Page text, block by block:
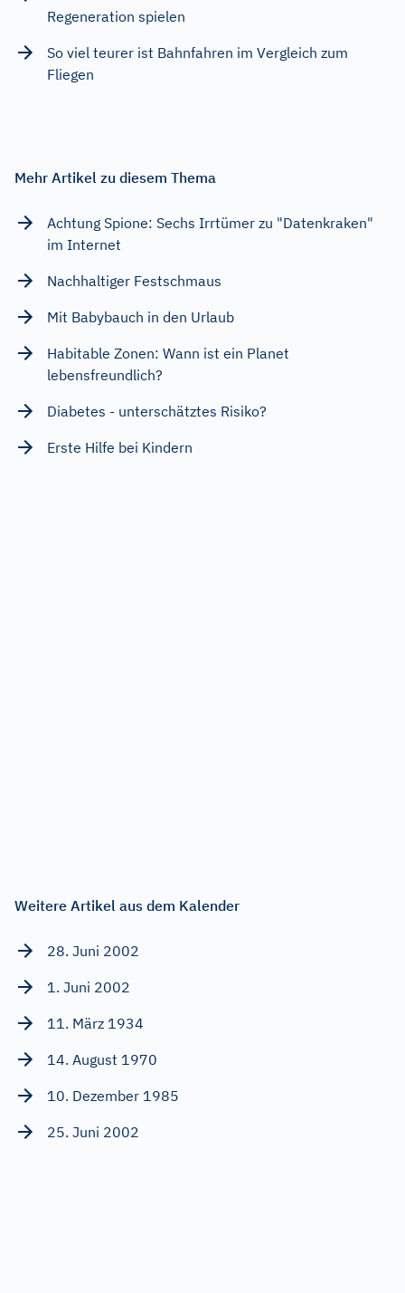
Regeneration spielen
So viel teurer ist Bahnfahren im Vergleich zum
Fliegen
Mehr Artikel zu diesem Thema
Achtung Spione: Sechs Irrtümer zu "Datenkraken"
im Internet
Nachhaltiger Festschmaus
Mit Babybauch in den Urlaub
Habitable Zonen: Wann ist ein Planet
lebensfreundlich?
Diabetes - unterschätztes Risiko?
Erste Hilfe bei Kindern
Weitere Artikel aus dem Kalender
28. Juni 2002
1. Juni 2002
11. März 1934
14. August 1970
10. Dezember 1985
25. Juni 2002